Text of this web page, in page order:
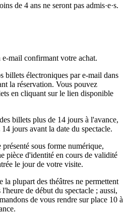
de 4 ans ne seront pas admis·e·s.
e-mail confirmant votre achat.
billets électroniques par e-mail dans
la réservation. Vous pouvez
en cliquant sur le lien disponible
billets plus de 14 jours à l'avance,
jours avant la date du spectacle.
sous forme numérique,
pièce d'identité en cours de validité
le jour de votre visite.
la plupart des théâtres ne permettent
l'heure de début du spectacle ; aussi,
de vous rendre sur place 10 à